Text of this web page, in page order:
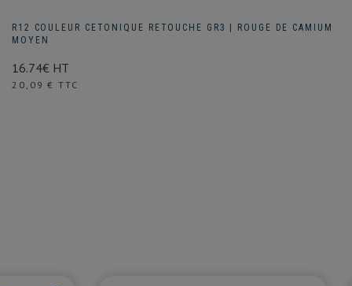
R12 COULEUR CETONIQUE RETOUCHE GR3 | ROUGE DE CAMIUM
MOYEN
16.74€ HT
Prix
20,09 € TTC